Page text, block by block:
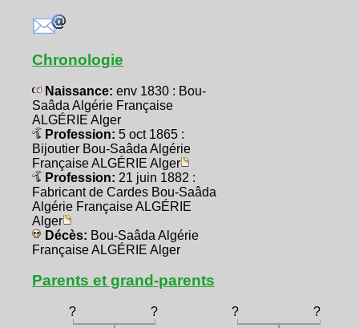
Chronologie
Naissance: env 1830 : Bou-
Saâda Algérie Française
ALGÉRIE Alger
Profession: 5 oct 1865 :
Bijoutier Bou-Saâda Algérie
Française ALGÉRIE Alger
Profession: 21 juin 1882 :
Fabricant de Cardes Bou-Saâda
Algérie Française ALGÉRIE
Alger
Décès: Bou-Saâda Algérie
Française ALGÉRIE Alger
Parents et grand-parents
? ? ?
?